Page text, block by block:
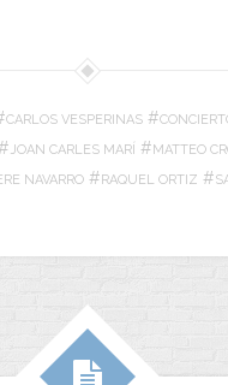
CARLOS VESPERINAS #
JOAN CARLES MARÍ #MATTEO
NAVARRO #RAQUEL ORTIZ #